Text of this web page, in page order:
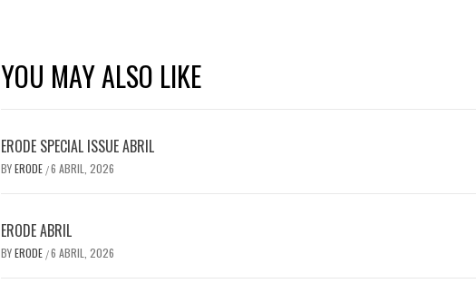
YOU MAY ALSO LIKE
ERODE SPECIAL ISSUE ABRIL
BYERODE /6 ABRIL, 2026
ERODE ABRIL
BYERODE /6 ABRIL, 2026